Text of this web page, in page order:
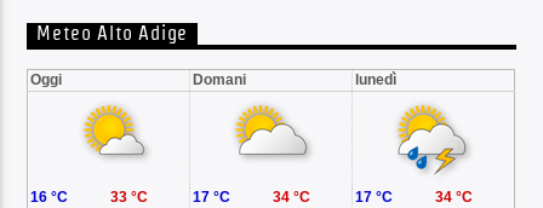
Meteo Alto Adige
Oggi Domani lunedì
16 °C 33 °C 17 °C 34 °C 17 °C 34 °C